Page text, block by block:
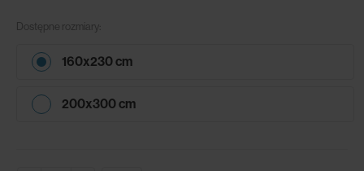
Dostępne rozmiary:
160x230 cm
200x300 cm